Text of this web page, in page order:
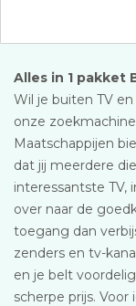
Alles in 1 pakket
Wil je buiten TV
onze
Maatschappijen
dat jij meerdere
interessantste TV,
over naar de
toegang dan
zenders en tv-
en je belt
scherpe prijs.